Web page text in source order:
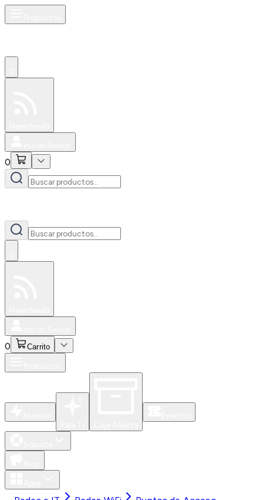
0
0 Carrito